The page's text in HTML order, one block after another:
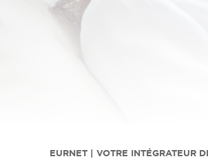
EURNET | VOTRE INTÉGRATEUR